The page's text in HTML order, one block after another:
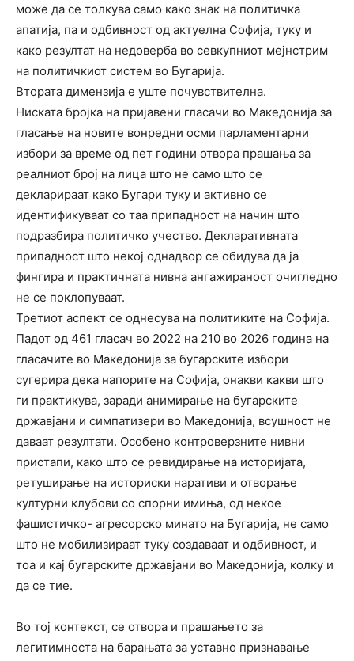
може да се толкува само како знак на политичка
апатија, па и одбивност од актуелна Софија, туку и
како резултат на недоверба во севкупниот мејнстрим
на политичкиот систем во Бугарија.
Втората димензија е уште почувствителна.
Ниската бројка на пријавени гласачи во Македонија за
гласање на новите вонредни осми парламентарни
избори за време од пет години отвора прашања за
реалниот број на лица што не само што се
декларираат како Бугари туку и активно се
идентификуваат со таа припадност на начин што
подразбира политичко учество. Декларативната
припадност што некој однадвор се обидува да ја
фингира и практичната нивна ангажираност очигледно
не се поклопуваат.
Третиот аспект се однесува на политиките на Софија.
Падот од 461 гласач во 2022 на 210 во 2026 година на
гласачите во Македонија за бугарските избори
сугерира дека напорите на Софија, онакви какви што
ги практикува, заради анимирање на бугарските
државјани и симпатизери во Македонија, всушност не
даваат резултати. Особено контроверзните нивни
пристапи, како што се ревидирање на историјата,
ретуширање на историски наративи и отворање
културни клубови со спорни имиња, од некое
фашистичко- агресорско минато на Бугарија, не само
што не мобилизираат туку создаваат и одбивност, и
тоа и кај бугарските државјани во Македонија, колку и
да се тие.
Во тој контекст, се отвора и прашањето за
легитимноста на барањата за уставно признавање